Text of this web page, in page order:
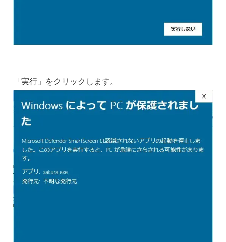
「実行」をクリックします。